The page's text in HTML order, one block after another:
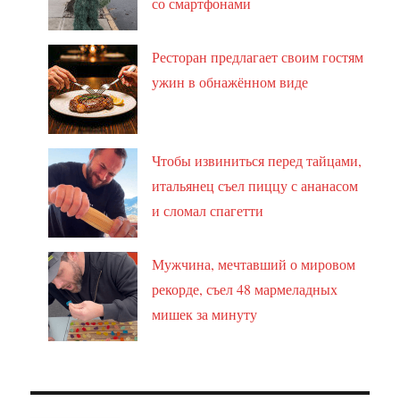
Ресторан предлагает своим гостям
ужин в обнажённом виде
Чтобы извиниться перед тайцами,
итальянец съел пиццу с ананасом
и сломал спагетти
Мужчина, мечтавший о мировом
рекорде, съел 48 мармеладных
мишек за минуту